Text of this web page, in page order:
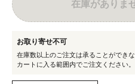
在庫がありま
お取り寄せ不可
在庫数以上のご注文は承ることができな
カートに入る範囲内でご注文ください。